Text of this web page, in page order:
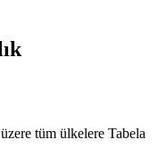
tüm ülkelere Tabela